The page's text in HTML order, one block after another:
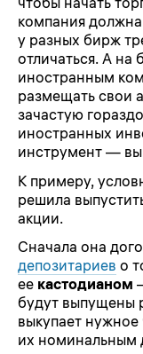
компания
у разных бирж
отличаться. А на
иностранным
размещать свои
зачастую
иностранных
инструмент —
К примеру,
решила
акции.
Сначала она
депозитариев о
ее кастодианом
будут выпущены
выкупает нужное
их номинальным